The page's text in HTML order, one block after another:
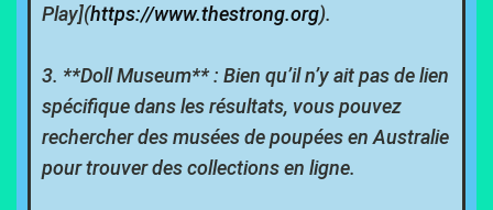
Play](https://www.thestrong.org).
3. **Doll Museum** : Bien qu’il n’y ait pas de lien
spécifique dans les résultats, vous pouvez
rechercher des musées de poupées en Australie
pour trouver des collections en ligne.